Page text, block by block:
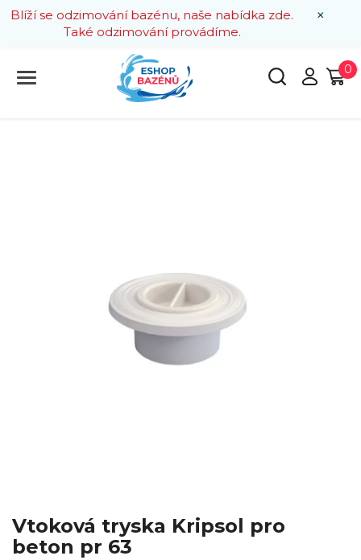
×
Blíží se odzimování bazénu, naše nabídka zde.
Také odzimování provádíme.
0
Vtoková tryska Kripsol pro
beton pr 63